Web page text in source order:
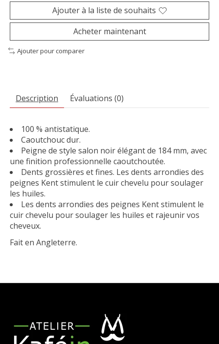
Ajouter à la liste de souhaits
Acheter maintenant
Ajouter pour comparer
Description Évaluations (0)
100 % antistatique.
Caoutchouc dur.
Peigne de style salon noir élégant de 184 mm, avec
une finition professionnelle caoutchoutée.
Dents grossières et fines. Les dents arrondies des
peignes Kent stimulent le cuir chevelu pour soulager
les huiles.
Les dents arrondies des peignes Kent stimulent le
cuir chevelu pour soulager les huiles et rajeunir vos
cheveux.
Fait en Angleterre.